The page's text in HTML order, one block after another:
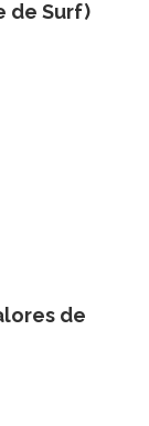
de Surf)
de